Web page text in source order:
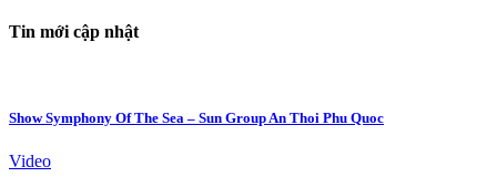
Tin mới cập nhật
Show Symphony Of The Sea – Sun Group An Thoi Phu Quoc
Video